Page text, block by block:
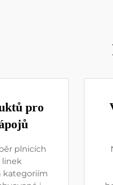
pro
plnicích
linek
kategoriím